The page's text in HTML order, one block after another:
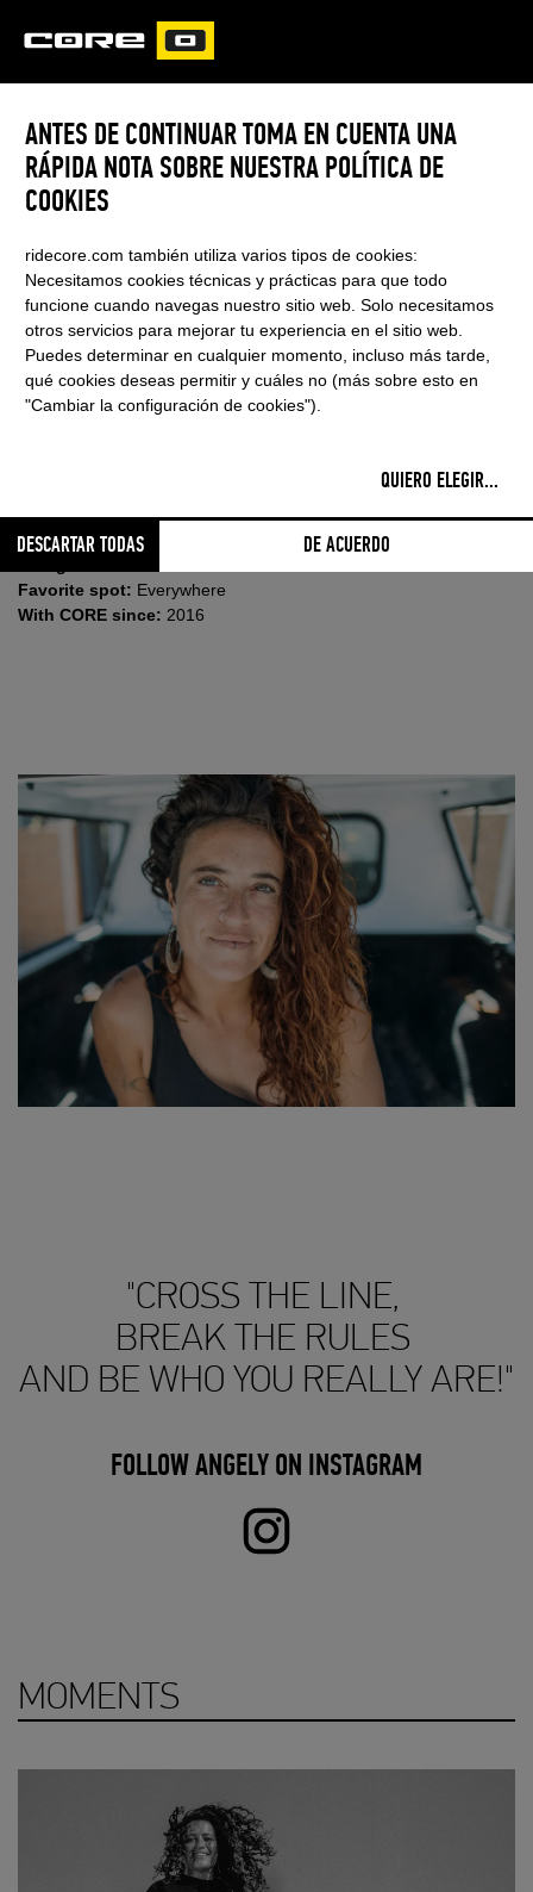
CARVED
ANGELY BOUILLOT
Country:France
Born:8th March 1988
Favorite spot: Everywhere
With CORE since: 2016
"CROSS THE LINE,
BREAK THE RULES
AND BE WHO YOU REALLY ARE!"
FOLLOW ANGELY ON INSTAGRAM
MOMENTS
ANTES DE CONTINUAR TOMA EN CUENTA UNA
RÁPIDA NOTA SOBRE NUESTRA POLÍTICA DE
COOKIES
ridecore.com también utiliza varios tipos de cookies:
Necesitamos cookies técnicas y prácticas para que todo
funcione cuando navegas nuestro sitio web. Solo necesitamos
otros servicios para mejorar tu experiencia en el sitio web.
Puedes determinar en cualquier momento, incluso más tarde,
qué cookies deseas permitir y cuáles no (más sobre esto en
"Cambiar la configuración de cookies").
QUIERO ELEGIR...
DESCARTAR TODAS DE ACUERDO